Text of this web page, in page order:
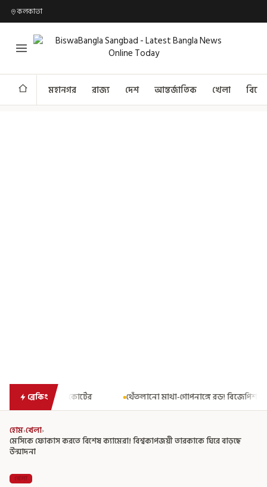
কলকাতা
মহানগর রাজ্য দেশ আন্তর্জাতিক খেলা
ব্রেকিং
থেঁতলানো মাথা-গোপনাঙ্গে রড! বিজেপিশাসিত অসমে নাবালিকার নৃশংস
হোম›খেলা›
মেসিকে ফোকাস করতে বিশেষ ক্যামেরা! বিশ্বকাপজয়ী তারকাকে ঘিরে বাড়ছে
উন্মাদনা
খেলা